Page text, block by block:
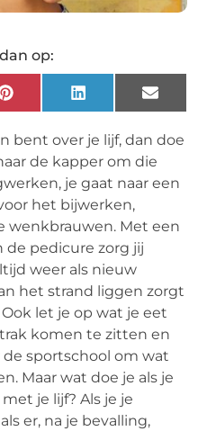
op:
PinterestLinkedInEmail
bent over je lijf, dan doe
de kapper om die
je gaat naar een
het bijwerken,
wenkbrauwen. Met een
de pedicure zorg jij
weer als nieuw
het strand liggen zorgt
let je op wat je eet
komen te zitten en
sportschool om wat
Maar wat doe je als je
je lijf? Als je je
er, na je bevalling,